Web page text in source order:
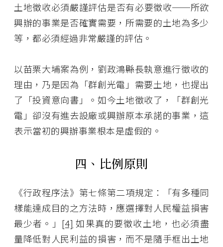
土地徵收必須嚴謹評估是否有必要徵收──所欲
興辦的事業是否確實需要，所需要的土地為多少
等，都必須經過非常嚴謹的評估。
以苗栗大埔案為例，劉政鴻縣長執意進行徵收的
理由，乃是因為「群創光電」需要土地，也提出
了「投資意向書」。如今土地徵收了，「群創光
電」卻沒有進去設廠或興辦原本承諾的事業，這
表示當初的興辦事業根本是虛假的。
四、比例原則
《行政程序法》第七條第二項規定：「有多種同
樣能達成目的之方法時，應選擇對人民權益損害
最少者。」 [4] 如果真的要徵收土地，也必須盡
量降低對人民利益的損害，而不是隨手框出土地